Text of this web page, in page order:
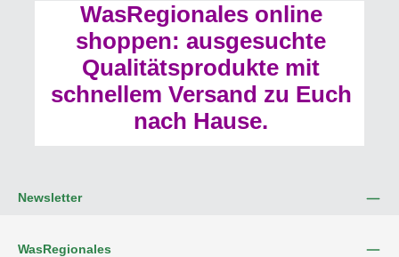
WasRegionales online
shoppen: ausgesuchte
Qualitätsprodukte mit
schnellem Versand zu Euch
nach Hause.
Newsletter
WasRegionales